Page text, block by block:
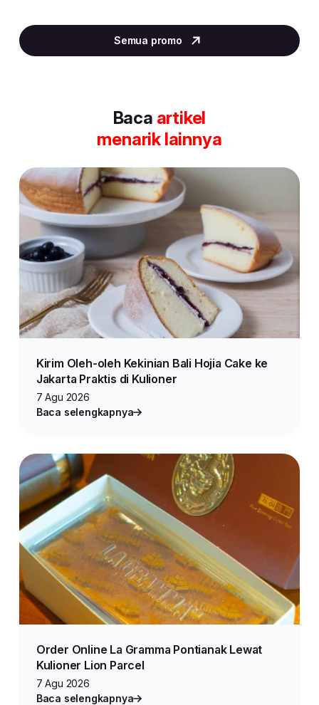
2
of
Semua promo
Baca artikel
menarik lainnya
Kirim Oleh-oleh Kekinian Bali Hojia Cake ke
Jakarta Praktis di Kulioner
7 Agu 2026
Baca selengkapnya
Order Online La Gramma Pontianak Lewat
Kulioner Lion Parcel
7 Agu 2026
Baca selengkapnya